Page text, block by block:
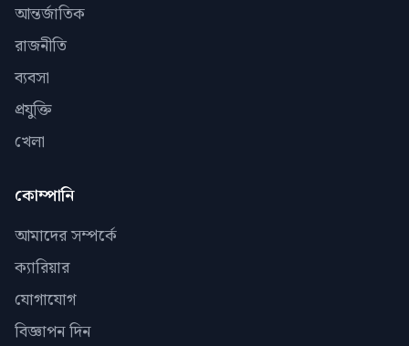
আন্তর্জাতিক
রাজনীতি
ব্যবসা
প্রযুক্তি
খেলা
কোম্পানি
আমাদের সম্পর্কে
ক্যারিয়ার
যোগাযোগ
বিজ্ঞাপন দিন